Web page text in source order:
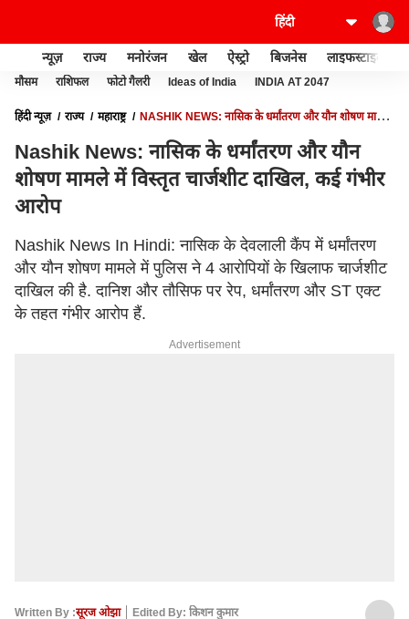
न्यूज़ राज्य मनोरंजन खेल ऐस्ट्रो बिजनेस लाइफस्टाइल
मौसम राशिफल फोटो गैलरी Ideas of India INDIA AT 2047
हिंदी न्यूज़ राज्य महाराष्ट्र
NASHIK NEWS: नासिक के धर्मांतरण और यौन शोषण मामले
Nashik News: नासिक के धर्मांतरण और यौन
शोषण मामले में विस्तृत चार्जशीट दाखिल, कई गंभीर
आरोप
Nashik News In Hindi: नासिक के देवलाली कैंप में धर्मांतरण
और यौन शोषण मामले में पुलिस ने 4 आरोपियों के खिलाफ चार्जशीट
दाखिल की है. दानिश और तौसिफ पर रेप, धर्मांतरण और ST एक्ट
के तहत गंभीर आरोप हैं.
Advertisement
Written By :सूरज ओझा
Edited By: किशन कुमार